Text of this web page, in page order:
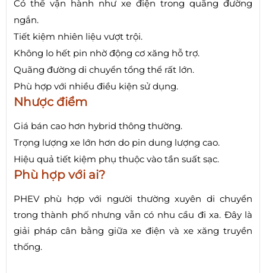
Có thể vận hành như xe điện trong quãng đường
ngắn.
Tiết kiệm nhiên liệu vượt trội.
Không lo hết pin nhờ động cơ xăng hỗ trợ.
Quãng đường di chuyển tổng thể rất lớn.
Phù hợp với nhiều điều kiện sử dụng.
Nhược điểm
Giá bán cao hơn hybrid thông thường.
Trọng lượng xe lớn hơn do pin dung lượng cao.
Hiệu quả tiết kiệm phụ thuộc vào tần suất sạc.
Phù hợp với ai?
PHEV phù hợp với người thường xuyên di chuyển
trong thành phố nhưng vẫn có nhu cầu đi xa. Đây là
giải pháp cân bằng giữa xe điện và xe xăng truyền
thống.